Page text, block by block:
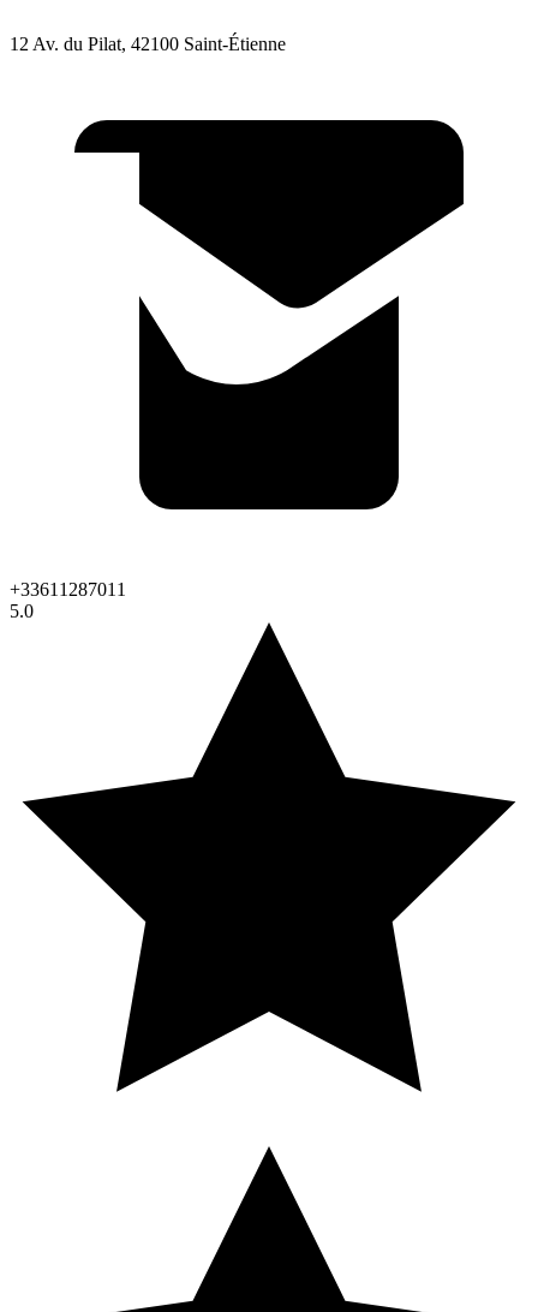
12 Av. du Pilat, 42100 Saint-Étienne
+33611287011
5.0